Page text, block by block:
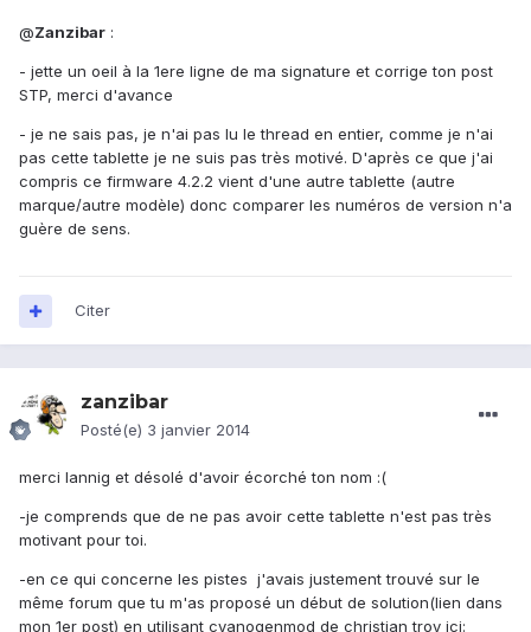
@Zanzibar :
- jette un oeil à la 1ere ligne de ma signature et corrige ton post
STP, merci d'avance
- je ne sais pas, je n'ai pas lu le thread en entier, comme je n'ai
pas cette tablette je ne suis pas très motivé. D'après ce que j'ai
compris ce firmware 4.2.2 vient d'une autre tablette (autre
marque/autre modèle) donc comparer les numéros de version n'a
guère de sens.
Citer
zanzibar
Posté(e) 3 janvier 2014
merci lannig et désolé d'avoir écorché ton nom :(
-je comprends que de ne pas avoir cette tablette n'est pas très
motivant pour toi.
-en ce qui concerne les pistes j'avais justement trouvé sur le
même forum que tu m'as proposé un début de solution(lien dans
mon 1er post) en utilisant cyanogenmod de christian troy ici: